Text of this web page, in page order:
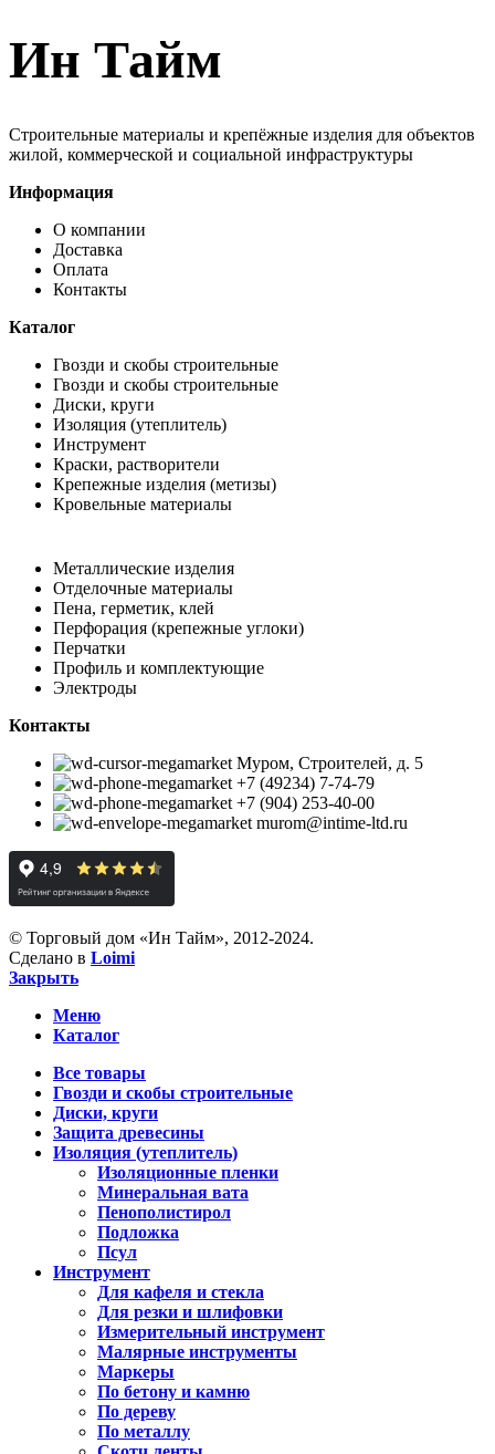
Ин Тайм
Строительные материалы и крепёжные изделия для объектов
жилой, коммерческой и социальной инфраструктуры
Информация
О компании
Доставка
Оплата
Контакты
Каталог
Гвозди и скобы строительные
Гвозди и скобы строительные
Диски, круги
Изоляция (утеплитель)
Инструмент
Краски, растворители
Крепежные изделия (метизы)
Кровельные материалы
Металлические изделия
Отделочные материалы
Пена, герметик, клей
Перфорация (крепежные углоки)
Перчатки
Профиль и комплектующие
Электроды
Контакты
Муром, Строителей, д. 5
+7 (49234) 7-74-79
+7 (904) 253-40-00
murom@intime-ltd.ru
© Торговый дом «Ин Тайм», 2012-2024.
Сделано в Loimi
Закрыть
Меню
Каталог
Все товары
Гвозди и скобы строительные
Диски, круги
Защита древесины
Изоляция (утеплитель)
Изоляционные пленки
Минеральная вата
Пенополистирол
Подложка
Псул
Инструмент
Для кафеля и стекла
Для резки и шлифовки
Измерительный инструмент
Малярные инструменты
Маркеры
По бетону и камню
По дереву
По металлу